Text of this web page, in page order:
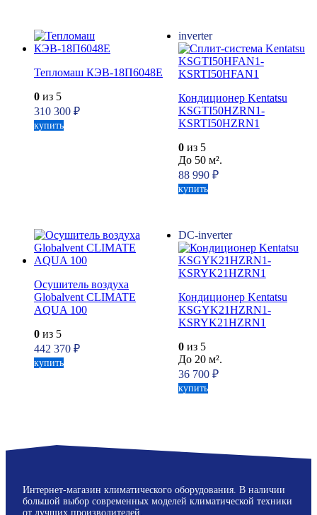
Тепломаш КЭВ-18П6048Е
0 из 5
310 300 ₽
купить
inverter
Кондиционер Kentatsu
KSGTI50HZRN1-
KSRTI50HZRN1
0из 5
До 50 м².
88 990 ₽
купить
Осушитель воздуха
Globalvent CLIMATE
AQUA 100
0 из 5
442 370 ₽
купить
DC-inverter
Кондиционер Kentatsu
KSGYK21HZRN1-
KSRYK21HZRN1
0из 5
До 20 м².
36 700 ₽
купить
Интернет-магазин климатического оборудования. В наличии
большой выбор современных моделей климатической техники
от лучших производителей.